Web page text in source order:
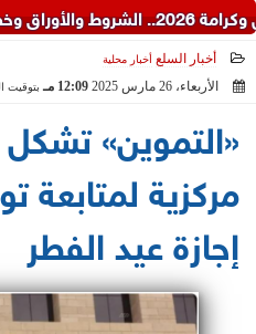
أخبار السلع أخبار محلية
الأربعاء، 26 مارس 2025 12:09 مـ بتوقيت
«التموين»
مركزية لمتابعة
إجازة عيد الفطر